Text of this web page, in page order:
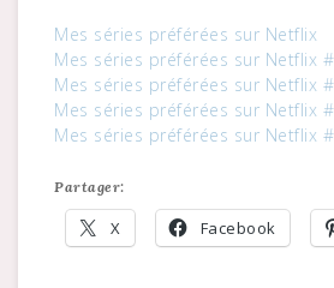
Mes séries préférées sur Netflix
Mes séries préférées sur Netflix
Mes séries préférées sur Netflix
Mes séries préférées sur Netflix
Mes séries préférées sur Netflix
Partager:
X Facebook